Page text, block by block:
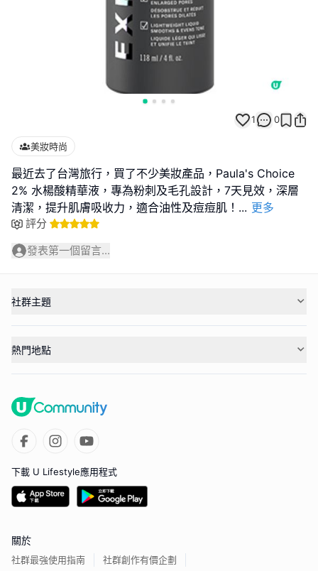
1 0
美妝時尚
最近去了台灣旅行，買了不少美妝產品，Paula's Choice
2% 水楊酸精華液，專為粉刺及毛孔設計，7天見效，深層
清潔，提升肌膚吸收力，適合油性及痘痘肌！ ... 更多
評分
發表第一個留言...
社群主題
熱門地點
下載 U Lifestyle應用程式
關於
社群最強使用指南 社群創作有價企劃